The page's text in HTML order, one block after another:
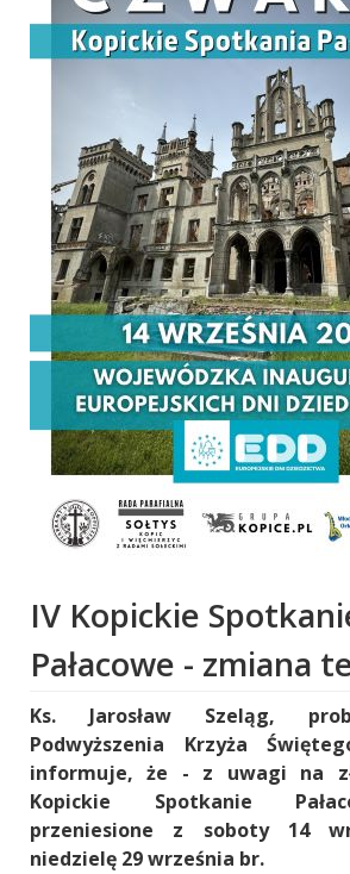
IV Kopickie
Pałacowe - zmiana
Ks. Jarosław Szeląg,
Podwyższenia Krzyża
informuje, że - z uwagi na
Kopickie Spotkanie
przeniesione z soboty 14
niedzielę 29 września br.